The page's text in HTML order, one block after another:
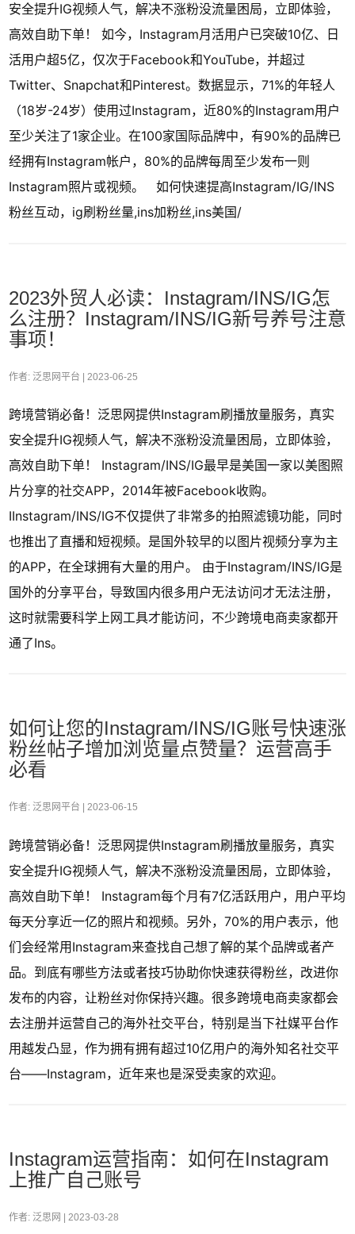
安全提升IG视频人气，解决不涨粉没流量困局，立即体验，
高效自助下单！ 如今，Instagram月活用户已突破10亿、日
活用户超5亿，仅次于Facebook和YouTube，并超过
Twitter、Snapchat和Pinterest。数据显示，71%的年轻人
（18岁-24岁）使用过Instagram，近80%的Instagram用户
至少关注了1家企业。在100家国际品牌中，有90%的品牌已
经拥有Instagram帐户，80%的品牌每周至少发布一则
Instagram照片或视频。 如何快速提高Instagram/IG/INS
粉丝互动，ig刷粉丝量,ins加粉丝,ins美国/
2023外贸人必读：Instagram/INS/IG怎
么注册？Instagram/INS/IG新号养号注意
事项！
作者: 泛思网平台 | 2023-06-25
跨境营销必备！泛思网提供Instagram刷播放量服务，真实
安全提升IG视频人气，解决不涨粉没流量困局，立即体验，
高效自助下单！ Instagram/INS/IG最早是美国一家以美图照
片分享的社交APP，2014年被Facebook收购。
IInstagram/INS/IG不仅提供了非常多的拍照滤镜功能，同时
也推出了直播和短视频。是国外较早的以图片视频分享为主
的APP，在全球拥有大量的用户。 由于Instagram/INS/IG是
国外的分享平台，导致国内很多用户无法访问才无法注册，
这时就需要科学上网工具才能访问，不少跨境电商卖家都开
通了Ins。
如何让您的Instagram/INS/IG账号快速涨
粉丝帖子增加浏览量点赞量？运营高手
必看
作者: 泛思网平台 | 2023-06-15
跨境营销必备！泛思网提供Instagram刷播放量服务，真实
安全提升IG视频人气，解决不涨粉没流量困局，立即体验，
高效自助下单！ Instagram每个月有7亿活跃用户，用户平均
每天分享近一亿的照片和视频。另外，70%的用户表示，他
们会经常用Instagram来查找自己想了解的某个品牌或者产
品。到底有哪些方法或者技巧协助你快速获得粉丝，改进你
发布的内容，让粉丝对你保持兴趣。很多跨境电商卖家都会
去注册并运营自己的海外社交平台，特别是当下社媒平台作
用越发凸显，作为拥有拥有超过10亿用户的海外知名社交平
台——Instagram，近年来也是深受卖家的欢迎。
Instagram运营指南：如何在Instagram
上推广自己账号
作者: 泛思网 | 2023-03-28